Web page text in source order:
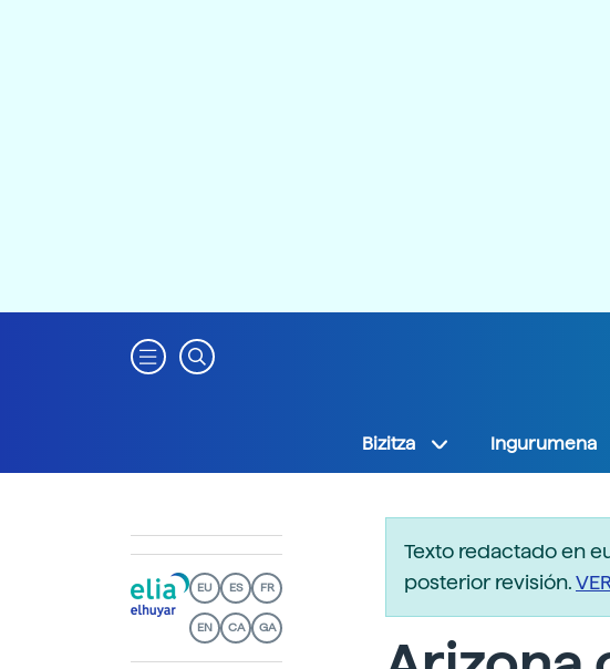
Bizitza Ingurumena
EU ES FR
EN CA GA
Texto redactado en
posterior revisión.